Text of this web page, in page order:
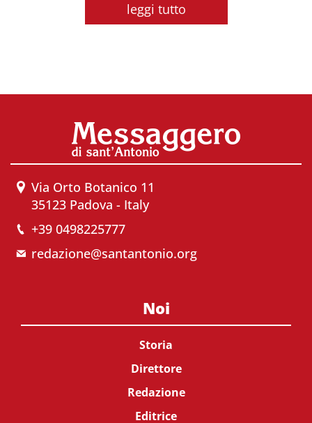
leggi tutto
Via Orto Botanico 11
35123 Padova - Italy
+39 0498225777
redazione@santantonio.org
Noi
Storia
Direttore
Redazione
Editrice